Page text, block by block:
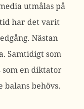
utmålas på
har det varit
Nästan
Samtidigt som
som en diktator
balans behövs.